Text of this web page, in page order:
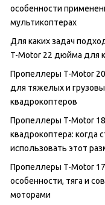
особенности
мультикоптерах
Для каких задач
T-Motor 22 дюйма для
Пропеллеры T-Motor
для тяжелых и
квадрокоптеров
Пропеллеры T-Motor
квадрокоптера: когда
использовать этот
Пропеллеры T-Motor
особенности, тяга и
моторами